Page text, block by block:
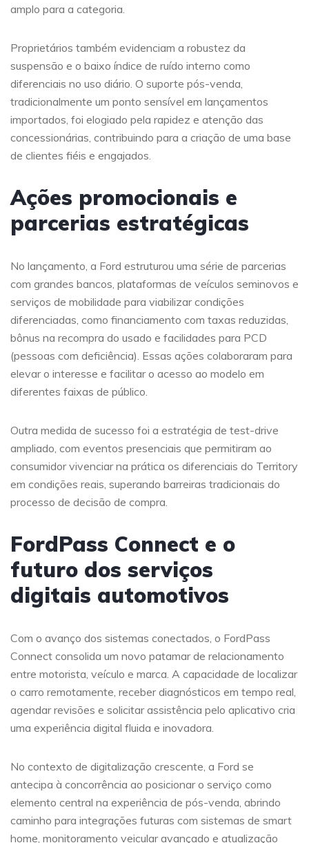
amplo para a categoria.
Proprietários também evidenciam a robustez da
suspensão e o baixo índice de ruído interno como
diferenciais no uso diário. O suporte pós-venda,
tradicionalmente um ponto sensível em lançamentos
importados, foi elogiado pela rapidez e atenção das
concessionárias, contribuindo para a criação de uma base
de clientes fiéis e engajados.
Ações promocionais e
parcerias estratégicas
No lançamento, a Ford estruturou uma série de parcerias
com grandes bancos, plataformas de veículos seminovos e
serviços de mobilidade para viabilizar condições
diferenciadas, como financiamento com taxas reduzidas,
bônus na recompra do usado e facilidades para PCD
(pessoas com deficiência). Essas ações colaboraram para
elevar o interesse e facilitar o acesso ao modelo em
diferentes faixas de público.
Outra medida de sucesso foi a estratégia de test-drive
ampliado, com eventos presenciais que permitiram ao
consumidor vivenciar na prática os diferenciais do Territory
em condições reais, superando barreiras tradicionais do
processo de decisão de compra.
FordPass Connect e o
futuro dos serviços
digitais automotivos
Com o avanço dos sistemas conectados, o FordPass
Connect consolida um novo patamar de relacionamento
entre motorista, veículo e marca. A capacidade de localizar
o carro remotamente, receber diagnósticos em tempo real,
agendar revisões e solicitar assistência pelo aplicativo cria
uma experiência digital fluida e inovadora.
No contexto de digitalização crescente, a Ford se
antecipa à concorrência ao posicionar o serviço como
elemento central na experiência de pós-venda, abrindo
caminho para integrações futuras com sistemas de smart
home, monitoramento veicular avançado e atualização